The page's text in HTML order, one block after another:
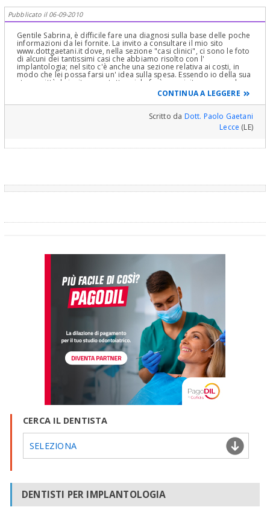
interessa il costo del singolo impianto si aggira intorno ai 2000
euro con corona tuttavia bisogna calcolare la possibilità e la
preparazione del sito implantare, se richiesti ulteriori interventi
ovviamente i costi lievitano saluti
Pubblicato il 06-09-2010
Gentile Sabrina, è difficile fare una diagnosi sulla base delle poche
informazioni da lei fornite. La invito a consultare il mio sito
www.dottgaetani.it dove, nella sezione "casi clinici", ci sono le foto
di alcuni dei tantissimi casi che abbiamo risolto con l'
implantologia; nel sito c'è anche una sezione relativa ai costi, in
modo che lei possa farsi un' idea sulla spesa. Essendo io della sua
stessa città, la invito a contattarmi; le farò una visita e, senza alcun
impegno, lei deciderà il da farsi. Cordiali salutiCONTINUA A LEGGERE
Scritto da Dott. Paolo Gaetani
Lecce (LE)
CERCA IL DENTISTA
SELEZIONA
DENTISTI PER IMPLANTOLOGIA